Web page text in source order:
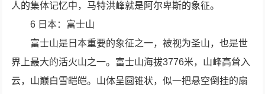
人的集体记忆中，马特洪峰就是阿尔卑斯的象征。
6 日本：富士山
富士山是日本重要的象征之一，被视为圣山，也是世
界上最大的活火山之一。富士山海拔3776米，山峰高耸入
云，山巅白雪皑皑。山体呈圆锥状，似一把悬空倒挂的扇